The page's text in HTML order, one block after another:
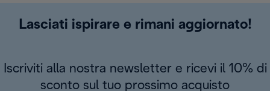
Lasciati ispirare e rimani aggiornato!
Iscriviti alla nostra newsletter e ricevi il 10% di
sconto sul tuo prossimo acquisto